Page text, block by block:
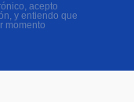
acepto
y entiendo que
momento